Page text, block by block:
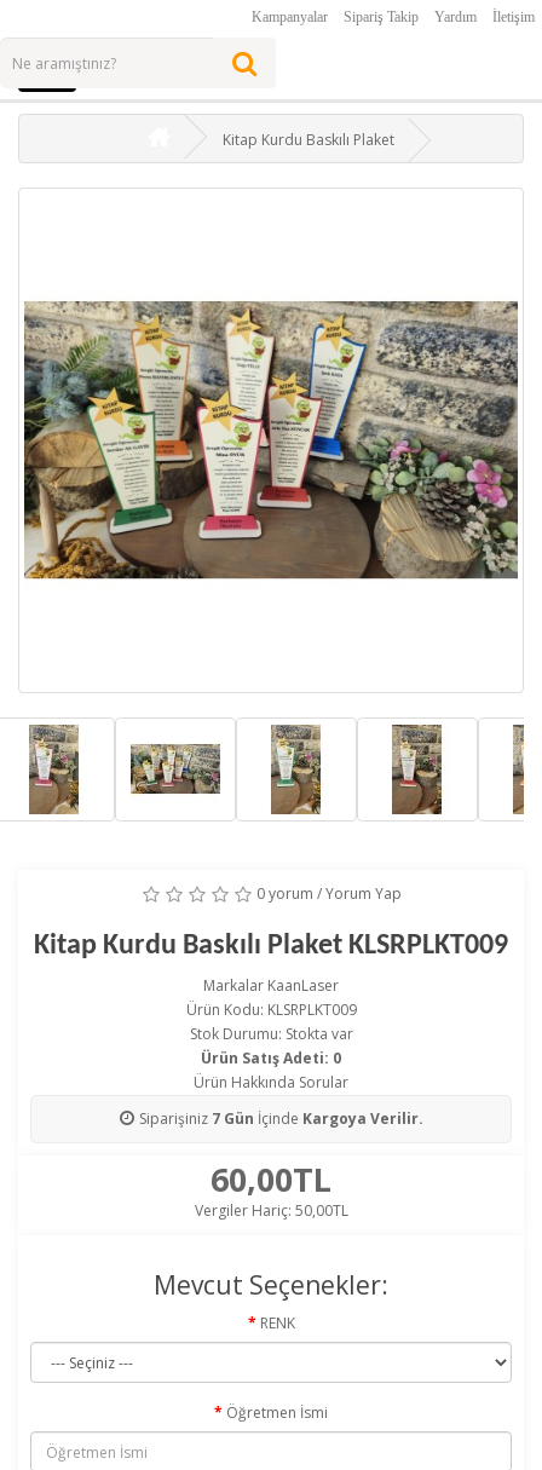
Kampanyalar Sipariş Takip Yardım İletişim
Kitap Kurdu Baskılı Plaket
0 yorum /Yorum Yap
Kitap Kurdu Baskılı Plaket KLSRPLKT009
Markalar KaanLaser
Ürün Kodu: KLSRPLKT009
Stok Durumu: Stokta var
Ürün Satış Adeti: 0
Ürün Hakkında Sorular
Siparişiniz 7 Gün İçinde Kargoya Verilir.
60,00TL
Vergiler Hariç: 50,00TL
Mevcut Seçenekler:
RENK
Öğretmen İsmi